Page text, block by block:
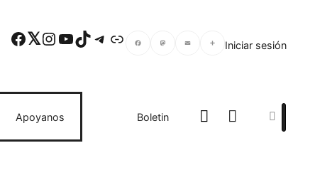
Facebook Twitter Instagram YouTube TikTok Telegram Enlace Iniciar sesión
Apoyanos Boletin